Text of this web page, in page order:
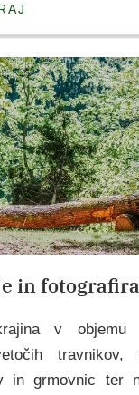
in
v objemu
travnikov,
in grmovnic ter